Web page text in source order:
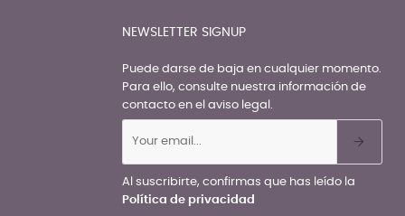
NEWSLETTER SIGNUP
Puede darse de baja en cualquier momento.
Para ello, consulte nuestra información de
contacto en el aviso legal.
Al suscribirte, confirmas que has leído la
Política de privacidad